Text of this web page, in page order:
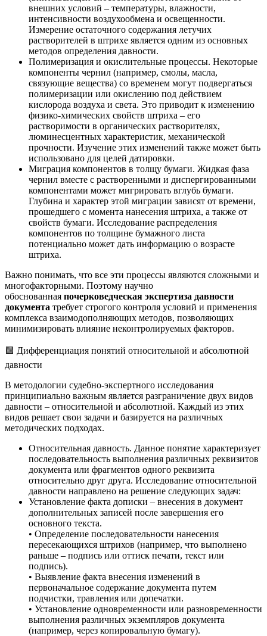
внешних условий – температуры, влажности,
интенсивности воздухообмена и освещенности.
Измерение остаточного содержания летучих
растворителей в штрихе является одним из основных
методов определения давности.
Полимеризация и окислительные процессы. Некоторые
компоненты чернил (например, смолы, масла,
связующие вещества) со временем могут подвергаться
полимеризации или окислению под действием
кислорода воздуха и света. Это приводит к изменению
физико-химических свойств штриха – его
растворимости в органических растворителях,
люминесцентных характеристик, механической
прочности. Изучение этих изменений также может быть
использовано для целей датировки.
Миграция компонентов в толщу бумаги. Жидкая фаза
чернил вместе с растворенными и диспергированными
компонентами может мигрировать вглубь бумаги.
Глубина и характер этой миграции зависят от времени,
прошедшего с момента нанесения штриха, а также от
свойств бумаги. Исследование распределения
компонентов по толщине бумажного листа
потенциально может дать информацию о возрасте
штриха.
Важно понимать, что все эти процессы являются сложными и
многофакторными. Поэтому научно
обоснованная почерковедческая экспертиза давности
документа требует строгого контроля условий и применения
комплекса взаимодополняющих методов, позволяющих
минимизировать влияние неконтролируемых факторов.
🟩 Дифференциация понятий относительной и абсолютной
давности
В методологии судебно-экспертного исследования
принципиально важным является разграничение двух видов
давности – относительной и абсолютной. Каждый из этих
видов решает свои задачи и базируется на различных
методических подходах.
Относительная давность. Данное понятие характеризует
последовательность выполнения различных реквизитов
документа или фрагментов одного реквизита
относительно друг друга. Исследование относительной
давности направлено на решение следующих задач:
Установление факта дописки – внесения в документ
дополнительных записей после завершения его
основного текста.
• Определение последовательности нанесения
пересекающихся штрихов (например, что выполнено
раньше – подпись или оттиск печати, текст или
подпись).
• Выявление факта внесения изменений в
первоначальное содержание документа путем
подчистки, травления или допечатки.
• Установление одновременности или разновременности
выполнения различных экземпляров документа
(например, через копировальную бумагу).